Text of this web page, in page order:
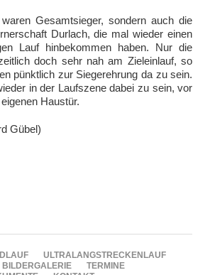
Gesamtsieger, sondern auch die
Durlach, die mal wieder einen
Lauf hinbekommen haben. Nur die
doch sehr nah am Zieleinlauf, so
pünktlich zur Siegerehrung da zu sein.
in der Laufszene dabei zu sein, vor
Haustür.
Gübel)
ULTRALANGSTRECKENLAUF
BILDERGALERIE
TERMINE